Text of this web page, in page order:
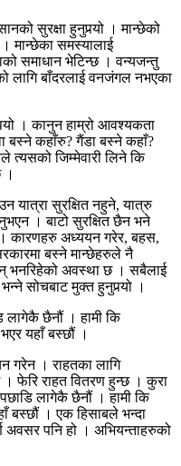
सुरक्षा हुनुपर्‍यो । मान्छेको
। मान्छेका समस्यालाई
समाधान भेटिन्छ । वन्यजन्तु
लागि बाँदरलाई वनजंगल नभएका
। कानुन हाम्रो आवश्यकता
बस्ने कहाँरु? गैंडा बस्ने कहाँ?
त्यसको जिम्मेवारी लिने कि
।
यात्रा सुरक्षित नहुने, यात्रु
। बाटो सुरक्षित छैन भने
। कारणहरु अध्ययन गरेर, बहस,
बस्ने मान्छेहरुले नै
भनरिहेको अवस्था छ । सबैलाई
सोचबाट मुक्त हुनुपर्‍यो ।
लागेकै छैनौं । हामी कि
यहाँ बस्छौं ।
गरेन । राहतका लागि
। फेरि राहत वितरण हुन्छ । कुरा
पछाडि लागेकै छैनौं । हामी कि
बस्छौं । एक हिसाबले भन्दा
अवसर पनि हो । अभियन्ताहरुको